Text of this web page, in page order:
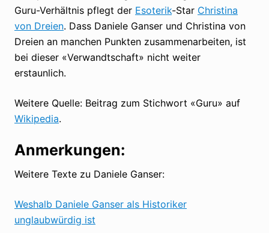
Guru-Verhältnis pflegt der Esoterik-Star Christina
von Dreien. Dass Daniele Ganser und Christina von
Dreien an manchen Punkten zusammenarbeiten, ist
bei dieser «Verwandtschaft» nicht weiter
erstaunlich.
Weitere Quelle: Beitrag zum Stichwort «Guru» auf
Wikipedia.
Anmerkungen:
Weitere Texte zu Daniele Ganser:
Weshalb Daniele Ganser als Historiker
unglaubwürdig ist